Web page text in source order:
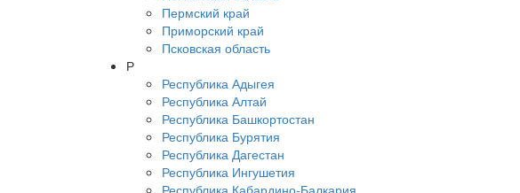
Пермский край
Приморский край
Псковская область
Р
Республика Адыгея
Республика Алтай
Республика Башкортостан
Республика Бурятия
Республика Дагестан
Республика Ингушетия
Республика Кабардино-Балкария